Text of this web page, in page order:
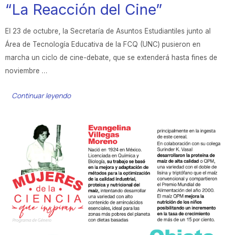
“La Reacción del Cine”
El 23 de octubre, la Secretaría de Asuntos Estudiantiles junto al
Área de Tecnología Educativa de la FCQ (UNC) pusieron en
marcha un ciclo de cine-debate, que se extenderá hasta fines de
noviembre …
Continuar leyendo